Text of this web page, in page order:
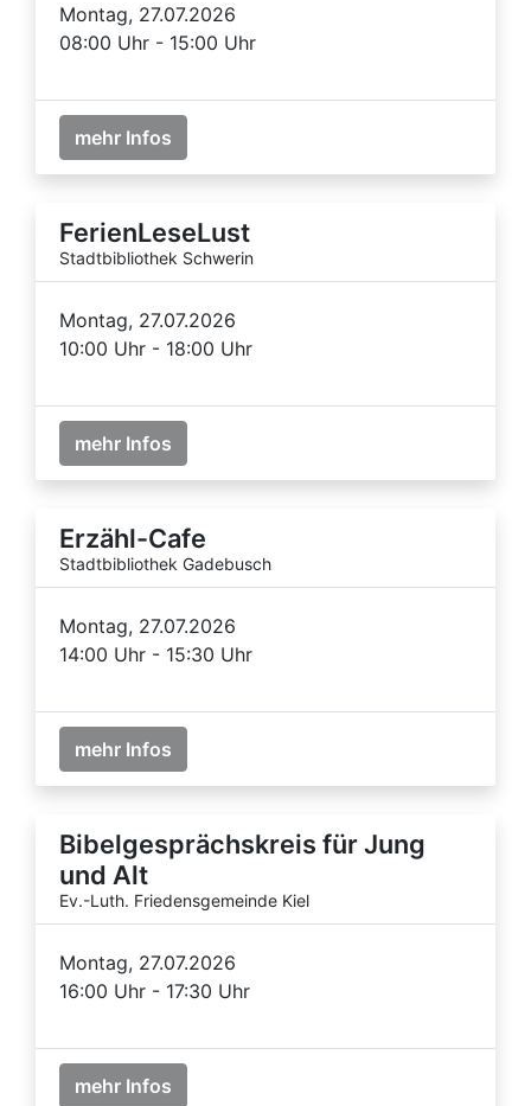
Montag, 27.07.2026
08:00 Uhr - 15:00 Uhr
mehr Infos
FerienLeseLust
Stadtbibliothek Schwerin
Montag, 27.07.2026
10:00 Uhr - 18:00 Uhr
mehr Infos
Erzähl-Cafe
Stadtbibliothek Gadebusch
Montag, 27.07.2026
14:00 Uhr - 15:30 Uhr
mehr Infos
Bibelgesprächskreis für Jung
und Alt
Ev.-Luth. Friedensgemeinde Kiel
Montag, 27.07.2026
16:00 Uhr - 17:30 Uhr
mehr Infos